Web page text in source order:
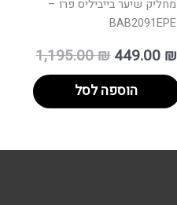
מחליק שיער בייביליס פרו –
BAB2091EPE
1,195.00₪449.00 ₪
הוספה לסל